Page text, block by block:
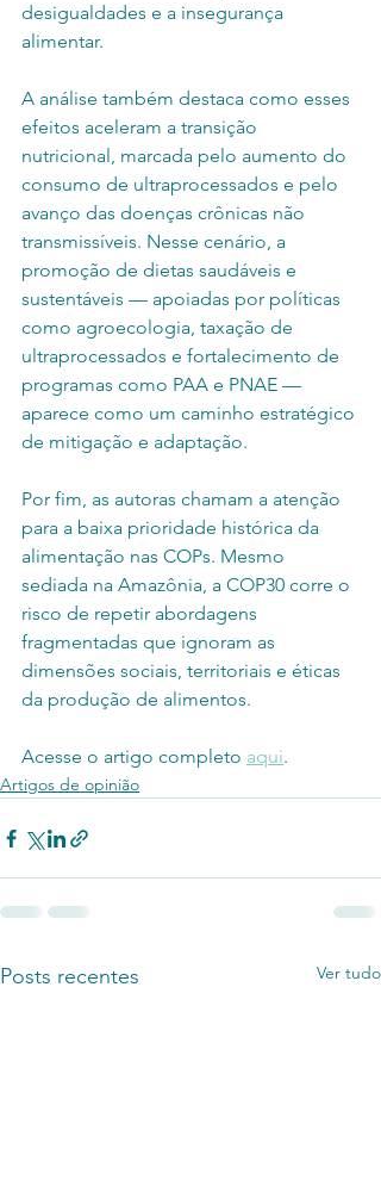
desigualdades e a insegurança
alimentar.
A análise também destaca como esses
efeitos aceleram a transição
nutricional, marcada pelo aumento do
consumo de ultraprocessados e pelo
avanço das doenças crônicas não
transmissíveis. Nesse cenário, a
promoção de dietas saudáveis e
sustentáveis — apoiadas por políticas
como agroecologia, taxação de
ultraprocessados e fortalecimento de
programas como PAA e PNAE —
aparece como um caminho estratégico
de mitigação e adaptação.
Por fim, as autoras chamam a atenção
para a baixa prioridade histórica da
alimentação nas COPs. Mesmo
sediada na Amazônia, a COP30 corre o
risco de repetir abordagens
fragmentadas que ignoram as
dimensões sociais, territoriais e éticas
da produção de alimentos.
Acesse o artigo completo aqui.
Artigos de opinião
Posts recentes Ver tudo